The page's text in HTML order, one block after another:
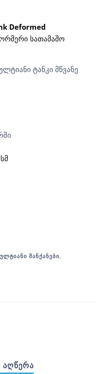
Deformed
სათამაშო
ტანკი მწვანე
ᲛᲐᲜᲥᲐᲜᲔᲑᲘ